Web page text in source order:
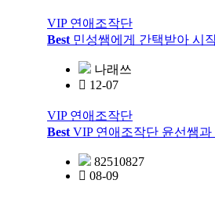
VIP 연애조작단
Best 민성쌤에게 간택받아 시
나래쓰
12-07
VIP 연애조작단
Best VIP 연애조작단 윤선쌤
82510827
08-09